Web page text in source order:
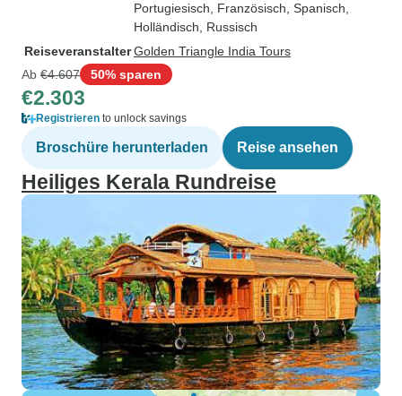
Portugiesisch, Französisch, Spanisch,
Holländisch, Russisch
ReiseveranstalterGolden Triangle India Tours
Ab €4.607 50% sparen
€2.303
Registrieren to unlock savings
Broschüre herunterladen Reise ansehen
Heiliges Kerala Rundreise